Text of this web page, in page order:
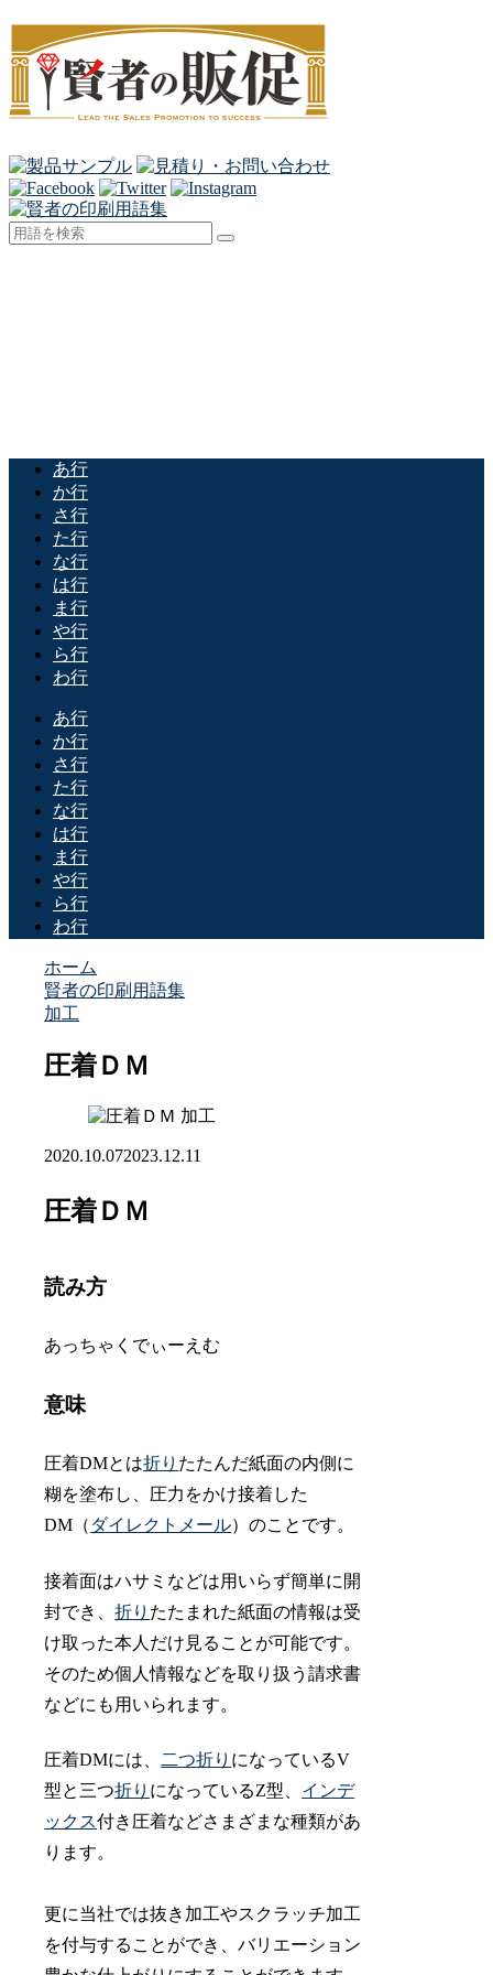
あ行
か行
さ行
た行
な行
は行
ま行
や行
ら行
わ行
あ行
か行
さ行
た行
な行
は行
ま行
や行
ら行
わ行
ホーム
賢者の印刷用語集
加工
圧着ＤＭ
加工
2020.10.072023.12.11
圧着ＤＭ
読み方
あっちゃくでぃーえむ
意味
圧着DMとは折り たたんだ紙面の内側に
糊を塗布し、圧力をかけ接着した
DM（ ダイレクトメール）のことです。
接着面はハサミなどは用いらず簡単に開
封でき、折り たたまれた紙面の情報は受
け取った本人だけ見ることが可能です。
そのため個人情報などを取り扱う請求書
などにも用いられます。
圧着DMには、 二つ折り になっているV
型と三つ折り になっているZ型、 インデ
ックス付き圧着などさまざまな種類があ
ります。
更に当社では抜き加工やスクラッチ加工
を付与することができ、バリエーション